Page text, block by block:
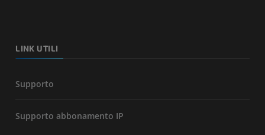
LINK UTILI
Supporto
Supporto abbonamento IP